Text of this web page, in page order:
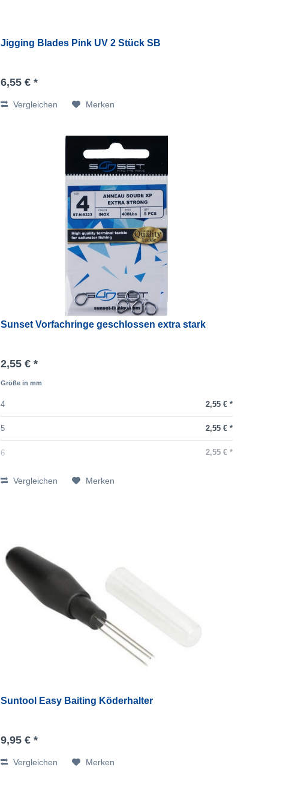
Jigging Blades Pink UV 2 Stück SB
6,55 € *
Vergleichen Merken
Sunset Vorfachringe geschlossen extra stark
2,55 € *
Größe in mm
4 2,55 € *
5 2,55 € *
6 2,55 € *
Vergleichen Merken
Suntool Easy Baiting Köderhalter
9,95 € *
Vergleichen Merken